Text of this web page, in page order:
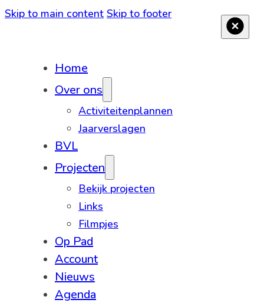
Skip to main content Skip to footer
Home
Over ons
Activiteitenplannen
Jaarverslagen
BVL
Projecten
Bekijk projecten
Links
Filmpjes
Op Pad
Account
Nieuws
Agenda